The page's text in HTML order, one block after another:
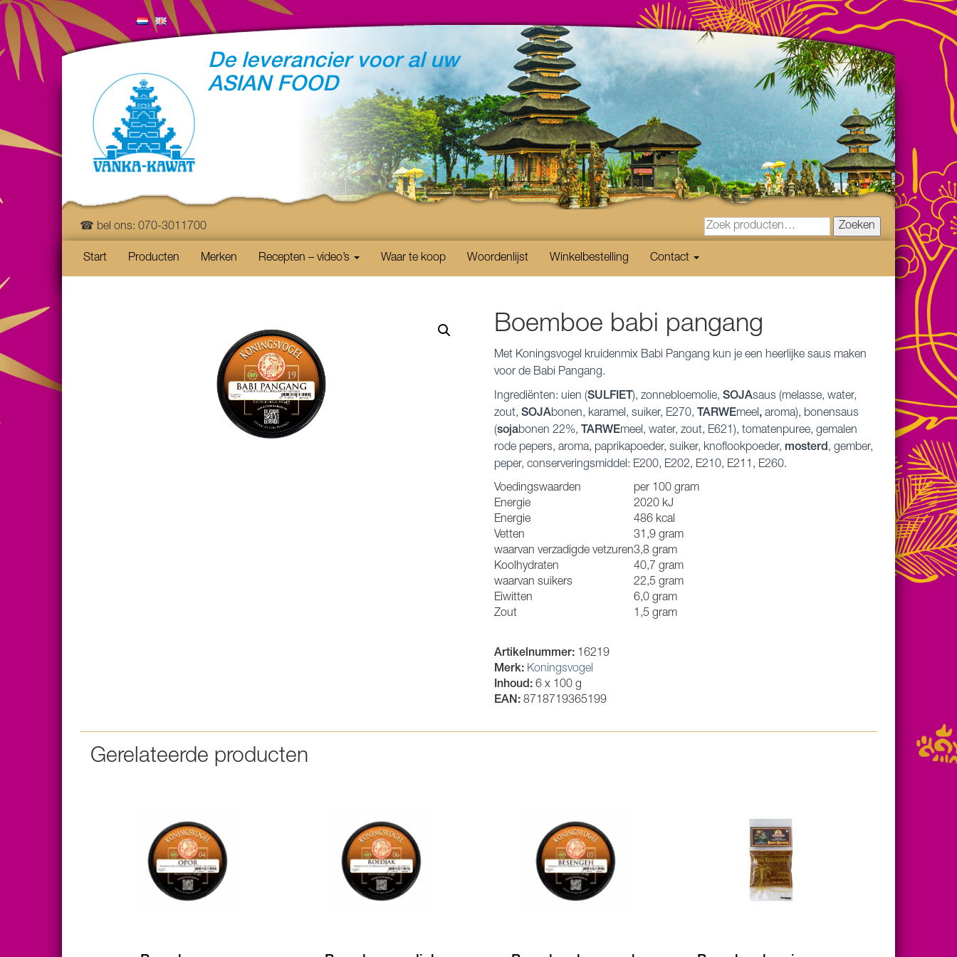
De leverancier voor al uw
ASIAN FOOD
☎ bel ons: 070-3011700 Zoeken
Start Producten Merken Recepten – video’s Waar te koop Woordenlijst Winkelbestelling Contact
Boemboe babi pangang
Met Koningsvogel kruidenmix Babi Pangang kun je een heerlijke saus maken
voor de Babi Pangang.
Ingrediënten: uien (SULFIET ), zonnebloemolie,SOJAsaus (melasse, water,
zout,SOJAbonen, karamel, suiker, E270, TARWEmeel,aroma), bonensaus
(sojabonen 22%, TARWEmeel, water, zout, E621), tomatenpuree, gemalen
rode pepers, aroma, paprikapoeder, suiker, knoflookpoeder, mosterd, gember,
peper, conserveringsmiddel: E200, E202, E210, E211, E260.
Voedingswaarden
per 100 gram
Energie
2020 kJ
Energie
486 kcal
Vetten
31,9 gram
waarvan verzadigde vetzuren3,8 gram
Koolhydraten
40,7 gram
waarvan suikers
22,5 gram
Eiwitten
6,0 gram
Zout
1,5 gram
Artikelnummer: 16219
Merk: Koningsvogel
Inhoud: 6 x 100 g
EAN:8718719365199
Gerelateerde producten